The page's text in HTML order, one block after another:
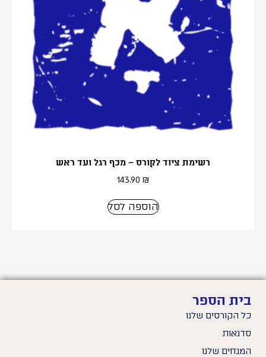
רשימת ציוד לקורס – מכף רגל ועד ראש
143.90 ₪
הוספה לסל
בית הספר
כל הקורסים שלנו
סדנאות
המנחים שלנו